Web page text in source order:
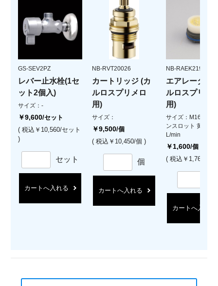
GS-SEV2PZ
レバー止水栓(1セ
ット2個入)
サイズ：-
￥9,600/セット
( 税込￥10,560/セット
)
セット
カートへ入れる
NB-RVT20026
カートリッジ (カ
ルロスプリメロ
用)
サイズ：
￥9,500/個
( 税込￥10,450/個 )
個
カートへ入れる
NB-RAEK219280
エアレーター
ルロスプリメ
用)
サイズ：M16.5X1
ンスロット 黄 流
L/min
￥1,600/個
( 税込￥1,760/個 )
カートへ入れる